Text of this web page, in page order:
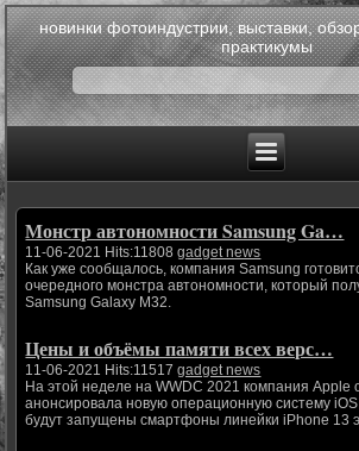
новинки фотоиндустрии, выставки,
практикумы
Монстр автономности Samsung Ga…
11-06-2021 Hits:11808gadget news
Как уже сообщалось, компания Samsung
очередного монстра автономности, который
Samsung Galaxy M32.
Цены и объёмы памяти всех верс…
11-06-2021 Hits:11517gadget news
На этой неделе на WWDC 2021 компания Apple
анонсировала новую операционную систему iOS